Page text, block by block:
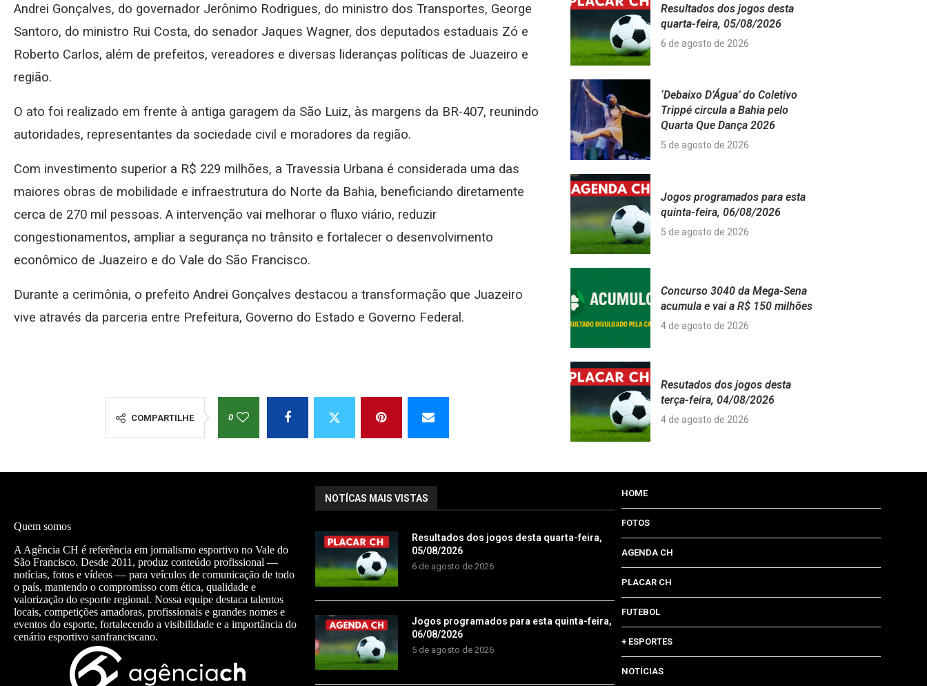
Andrei Gonçalves, do governador Jerônimo Rodrigues, do ministro dos Transportes, George
Santoro, do ministro Rui Costa, do senador Jaques Wagner, dos deputados estaduais Zó e
Roberto Carlos, além de prefeitos, vereadores e diversas lideranças políticas de Juazeiro e
região.
O ato foi realizado em frente à antiga garagem da São Luiz, às margens da BR-407, reunindo
autoridades, representantes da sociedade civil e moradores da região.
Com investimento superior a R$ 229 milhões, a Travessia Urbana é considerada uma das
maiores obras de mobilidade e infraestrutura do Norte da Bahia, beneficiando diretamente
cerca de 270 mil pessoas. A intervenção vai melhorar o fluxo viário, reduzir
congestionamentos, ampliar a segurança no trânsito e fortalecer o desenvolvimento
econômico de Juazeiro e do Vale do São Francisco.
Durante a cerimônia, o prefeito Andrei Gonçalves destacou a transformação que Juazeiro
vive através da parceria entre Prefeitura, Governo do Estado e Governo Federal.
COMPARTILHE 0
Resultados dos jogos desta
quarta-feira, 05/08/2026
6 de agosto de 2026
‘Debaixo D’Água’ do Coletivo
Trippé circula a Bahia pelo
Quarta Que Dança 2026
5 de agosto de 2026
Jogos programados para esta
quinta-feira, 06/08/2026
5 de agosto de 2026
Concurso 3040 da Mega-Sena
acumula e vai a R$ 150 milhões
4 de agosto de 2026
Resutados dos jogos desta
terça-feira, 04/08/2026
4 de agosto de 2026
Quem somos
A Agência CH é referência em jornalismo esportivo no Vale do
São Francisco. Desde 2011, produz conteúdo profissional —
notícias, fotos e vídeos — para veículos de comunicação de todo
o país, mantendo o compromisso com ética, qualidade e
valorização do esporte regional. Nossa equipe destaca talentos
locais, competições amadoras, profissionais e grandes nomes e
eventos do esporte, fortalecendo a visibilidade e a importância do
cenário esportivo sanfranciscano.
NOTÍCAS MAIS VISTAS
Resultados dos jogos desta quarta-feira,
05/08/2026
6 de agosto de 2026
Jogos programados para esta quinta-feira,
06/08/2026
5 de agosto de 2026
HOME
FOTOS
AGENDA CH
PLACAR CH
FUTEBOL
+ ESPORTES
NOTÍCIAS